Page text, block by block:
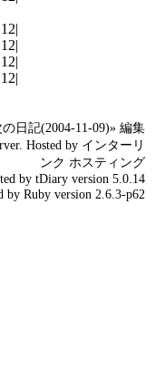
12|
12|
12|
12|
の日記(2004-11-09)» 編集
Hosted by インターリ
ンク ホスティング
by tDiaryversion 5.0.14
by Rubyversion 2.6.3-p62